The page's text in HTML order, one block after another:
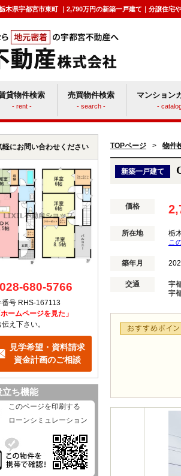
県宇都宮市東町 ｜2,790万円の新築一戸建て｜分譲住宅
貸物件検索
- rent -
売買物件検索
- search -
マンション
-
TOPページ > 物件
新築一戸建て
価格
所在地 栃
こ
築年月
交通 宇
宇
軽にお問い合わせください
028-680-5766
番号 RHS-167113
ームページを見た」
伝え下さい。
見学希望・資料請求
資金計画のご相談
立ち機能
このページを印刷する
ローンシミュレーション